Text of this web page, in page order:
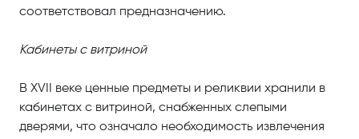
соответствовал предназначению.
Кабинеты с витриной
В XVII веке ценные предметы и реликвии хранили в
кабинетах с витриной, снабженных слепыми
дверями, что означало необходимость извлечения